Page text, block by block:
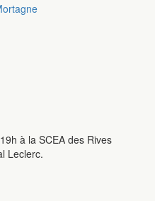
à la SCEA des Rives
Leclerc.